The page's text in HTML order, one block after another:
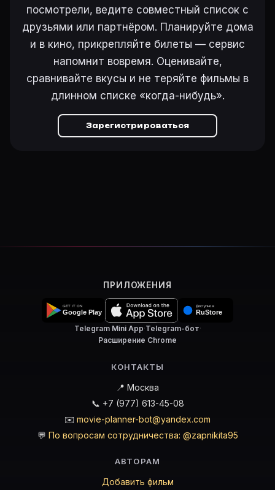
посмотрели, ведите совместный список с
друзьями или партнёром. Планируйте дома
и в кино, прикрепляйте билеты — сервис
напомнит вовремя. Оценивайте,
сравнивайте вкусы и не теряйте фильмы в
длинном списке «когда-нибудь».
Зарегистрироваться
ПРИЛОЖЕНИЯ
Telegram Mini App·Telegram-бот·
Расширение Chrome
КОНТАКТЫ
📍 Москва
📞 +7 (977) 613-45-08
✉️ movie-planner-bot@yandex.com
💬 По вопросам сотрудничества: @zapnikita95
АВТОРАМ
Добавить фильм